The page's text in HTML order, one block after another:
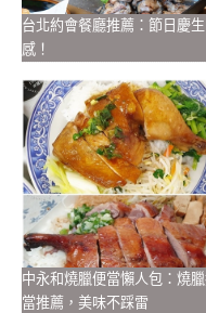
台北約會餐廳推薦：節日慶
感！
中永和燒臘便當懶人包：燒
當推薦，美味不踩雷